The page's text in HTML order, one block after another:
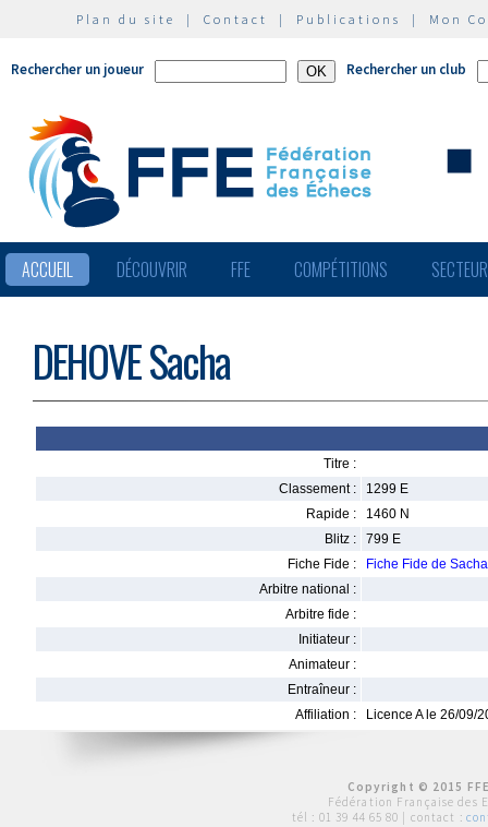
Plan du site | Contact | Publications | Mon
Rechercher un joueur Rechercher un club
ACCUEIL DÉCOUVRIR FFE COMPÉTITIONS
DEHOVE Sacha
Titre :
Classement :
1299 E
Rapide :
1460 N
Blitz :
799 E
Fiche Fide :
Fiche Fide de
Arbitre national :
Arbitre fide :
Initiateur :
Animateur :
Entraîneur :
Affiliation :
Licence A le 26/09/
Copyright © 2015
Fédération Française des
tél : 01 39 44 65 80 | contact :